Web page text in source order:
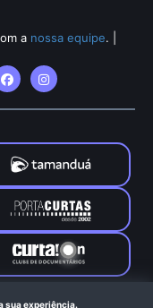
a nossa equipe.
Feito com
sua experiência.